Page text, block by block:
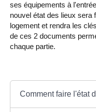
ses équipements à
nouvel état des lieux sera
logement et rendra les
de ces 2 documents
chaque partie.
Comment faire l'état